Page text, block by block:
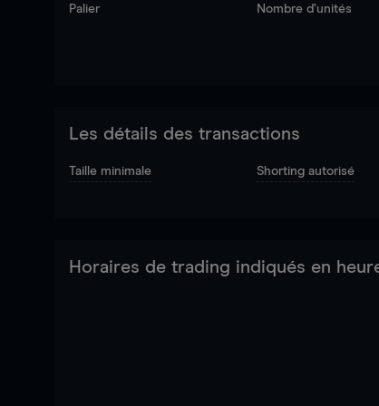
Palier Nombre d’unités
Les détails des transactions
Taille minimale Shorting autorisé
Horaires de trading indiqués en